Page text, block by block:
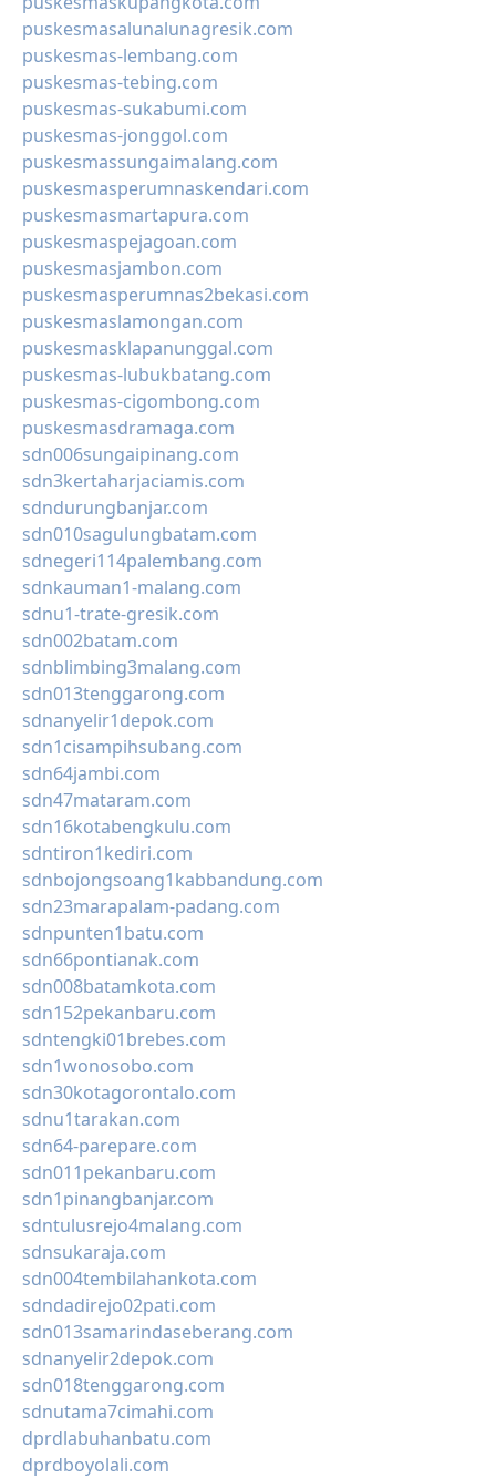
puskesmasalunalunagresik.com
puskesmas-lembang.com
puskesmas-tebing.com
puskesmas-sukabumi.com
puskesmas-jonggol.com
puskesmassungaimalang.com
puskesmasperumnaskendari.com
puskesmasmartapura.com
puskesmaspejagoan.com
puskesmasjambon.com
puskesmasperumnas2bekasi.com
puskesmaslamongan.com
puskesmasklapanunggal.com
puskesmas-lubukbatang.com
puskesmas-cigombong.com
puskesmasdramaga.com
sdn006sungaipinang.com
sdn3kertaharjaciamis.com
sdndurungbanjar.com
sdn010sagulungbatam.com
sdnegeri114palembang.com
sdnkauman1-malang.com
sdnu1-trate-gresik.com
sdn002batam.com
sdnblimbing3malang.com
sdn013tenggarong.com
sdnanyelir1depok.com
sdn1cisampihsubang.com
sdn64jambi.com
sdn47mataram.com
sdn16kotabengkulu.com
sdntiron1kediri.com
sdnbojongsoang1kabbandung.com
sdn23marapalam-padang.com
sdnpunten1batu.com
sdn66pontianak.com
sdn008batamkota.com
sdn152pekanbaru.com
sdntengki01brebes.com
sdn1wonosobo.com
sdn30kotagorontalo.com
sdnu1tarakan.com
sdn64-parepare.com
sdn011pekanbaru.com
sdn1pinangbanjar.com
sdntulusrejo4malang.com
sdnsukaraja.com
sdn004tembilahankota.com
sdndadirejo02pati.com
sdn013samarindaseberang.com
sdnanyelir2depok.com
sdn018tenggarong.com
sdnutama7cimahi.com
dprdlabuhanbatu.com
dprdboyolali.com